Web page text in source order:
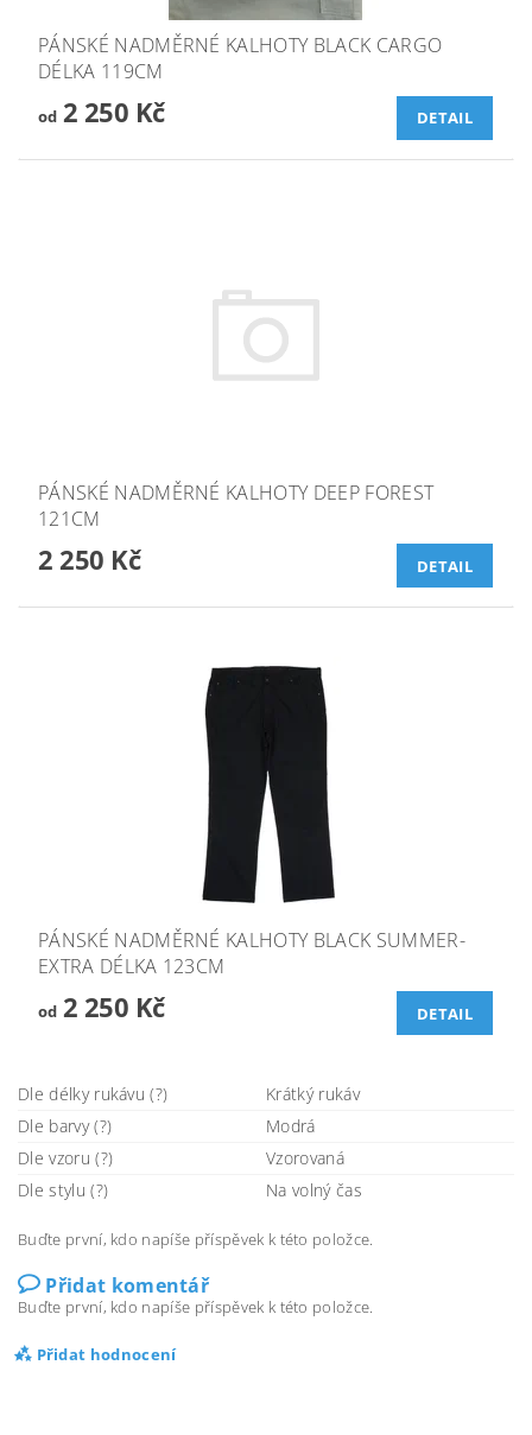
PÁNSKÉ NADMĚRNÉ KALHOTY BLACK CARGO
DÉLKA 119CM
od2 250 Kč DETAIL
PÁNSKÉ NADMĚRNÉ KALHOTY DEEP FOREST
121CM
2 250 Kč DETAIL
PÁNSKÉ NADMĚRNÉ KALHOTY BLACK SUMMER-
EXTRA DÉLKA 123CM
od2 250 Kč DETAIL
Dle délky rukávu (?)
Krátký rukáv
Dle barvy (?)
Modrá
Dle vzoru (?)
Vzorovaná
Dle stylu (?)
Na volný čas
Buďte první, kdo napíše příspěvek k této položce.
Přidat komentář
Buďte první, kdo napíše příspěvek k této položce.
Přidat hodnocení